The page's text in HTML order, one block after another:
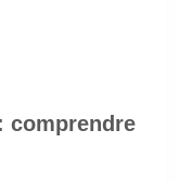
comprendre